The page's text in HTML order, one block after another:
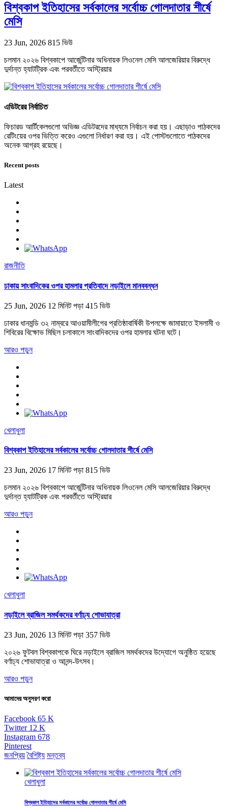
বিশ্বকাপ ইতিহাসের সর্বকালের সর্বোচ্চ গোলদাতার শীর্ষে
মেসি
23 Jun, 2026 815 ভিউ
চলমান ২০২৬ বিশ্বকাপে আর্জেন্টিনার অধিনায়ক লিওনেল মেসি আলজেরিয়ার বিরুদ্ধে
দুর্দান্ত হ্যাটট্রিক এবং পরবর্তীতে অস্ট্রিয়ার
এডিটরের নির্বাচিত
ফিচারড আর্টিকেলগুলো অভিজ্ঞ এডিটরদের মাধ্যমে নির্বাচন করা হয়। এছাড়াও পাঠকদের
রেটিংয়ের ওপর ভিত্তি করেও এগুলো নির্ধারণ করা হয়। এই পোস্টগুলোতে পাঠকদের
অনেক আগ্রহ রয়েছে।
Recent posts
Latest
রাজনীতি
ঢাকায় সাংবাদিকের ওপর হামলার প্রতিবাদে নড়াইলে মানববন্ধন
25 Jun, 2026 12 মিনিট পড়া 415 ভিউ
ঢাকার ধানমন্ডি ৩২ নাম্বরে আওয়ামীলীগের প্রতিষ্ঠাবার্ষিকী উপলক্ষে জামায়াতে ইসলামী ও
শিবিরের বিক্ষোভ মিছিল চলাকালে সাংবাদিকদের ওপর হামলার ঘটনা ঘটে।
আরও পড়ুন
খেলাধুলা
বিশ্বকাপ ইতিহাসের সর্বকালের সর্বোচ্চ গোলদাতার শীর্ষে মেসি
23 Jun, 2026 17 মিনিট পড়া 815 ভিউ
চলমান ২০২৬ বিশ্বকাপে আর্জেন্টিনার অধিনায়ক লিওনেল মেসি আলজেরিয়ার বিরুদ্ধে
দুর্দান্ত হ্যাটট্রিক এবং পরবর্তীতে অস্ট্রিয়ার
আরও পড়ুন
খেলাধুলা
নড়াইলে ব্রাজিল সমর্থকদের বর্ণাঢ্য শোভাযাত্রা
23 Jun, 2026 13 মিনিট পড়া 357 ভিউ
২০২৬ ফুটবল বিশ্বকাপকে ঘিরে নড়াইলে ব্রাজিল সমর্থকদের উদ্যোগে অনুষ্ঠিত হয়েছে
বর্ণাঢ্য শোভাযাত্রা ও আনন্দ-উৎসব।
আরও পড়ুন
আমাদের অনুসরণ করো
Facebook 65 K
Twitter 12 K
Instagram 678
Pinterest
জনপ্রিয় বৈশিষ্ট্য মন্তব্য
খেলাধুলা
বিশ্বকাপ ইতিহাসের সর্বকালের সর্বোচ্চ গোলদাতার শীর্ষে মেসি